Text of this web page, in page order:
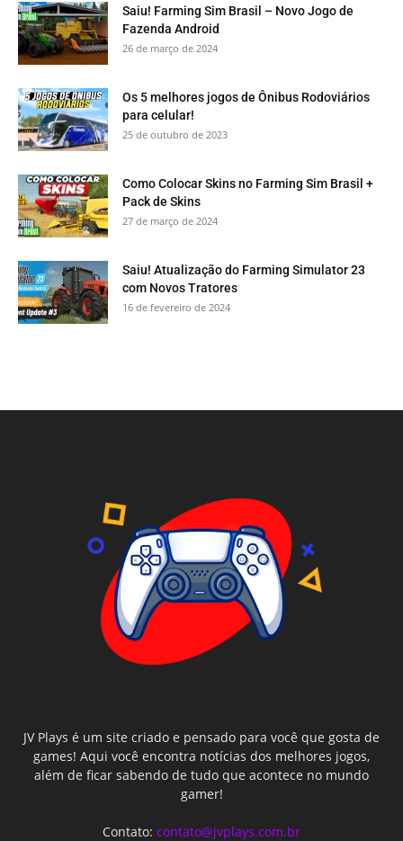
Saiu! Farming Sim Brasil – Novo Jogo de
Fazenda Android
26 de março de 2024
Os 5 melhores jogos de Ônibus Rodoviários
para celular!
25 de outubro de 2023
Como Colocar Skins no Farming Sim Brasil +
Pack de Skins
27 de março de 2024
Saiu! Atualização do Farming Simulator 23
com Novos Tratores
16 de fevereiro de 2024
JV Plays é um site criado e pensado para você que gosta de
games! Aqui você encontra notícias dos melhores jogos,
além de ficar sabendo de tudo que acontece no mundo
gamer!
Contato: contato@jvplays.com.br